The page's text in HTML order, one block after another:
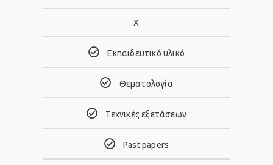
Χ
Eκπαιδευτικό υλικό
Θεματολογία
Τεχνικές εξετάσεων
Past papers